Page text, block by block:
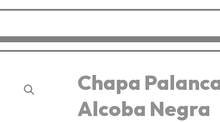
Chapa
Alcoba Negra